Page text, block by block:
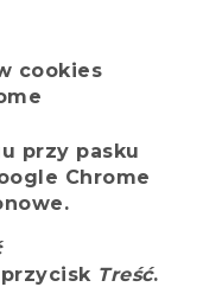
cookies
przy pasku
Chrome
Treść.